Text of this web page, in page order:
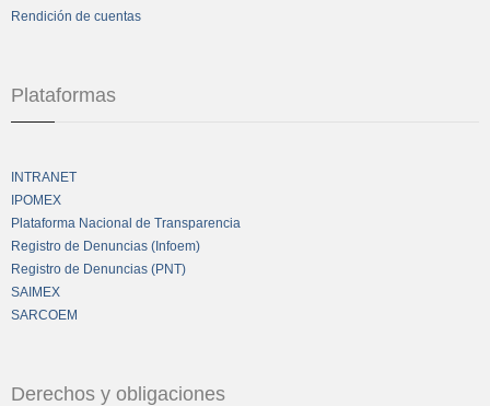
Rendición de cuentas
Plataformas
INTRANET
IPOMEX
Plataforma Nacional de Transparencia
Registro de Denuncias (Infoem)
Registro de Denuncias (PNT)
SAIMEX
SARCOEM
Derechos y obligaciones